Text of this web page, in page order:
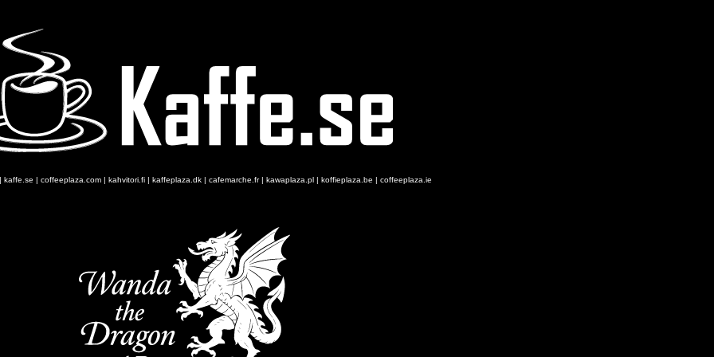
| kaffe.se | coffeeplaza.com | kahvitori.fi | kaffeplaza.dk | cafemarche.fr| kawaplaza.pl | koffieplaza.be | coffeeplaza.ie